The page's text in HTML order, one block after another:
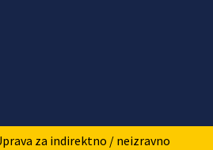
za indirektno / neizravno